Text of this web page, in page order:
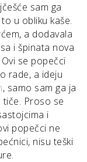
sam ga
u obliku kaše.
a dodavala
i špinata nova
se popečci
rade, a ideju
, samo sam ga ja
Proso se
i
popečci ne
nisu teški